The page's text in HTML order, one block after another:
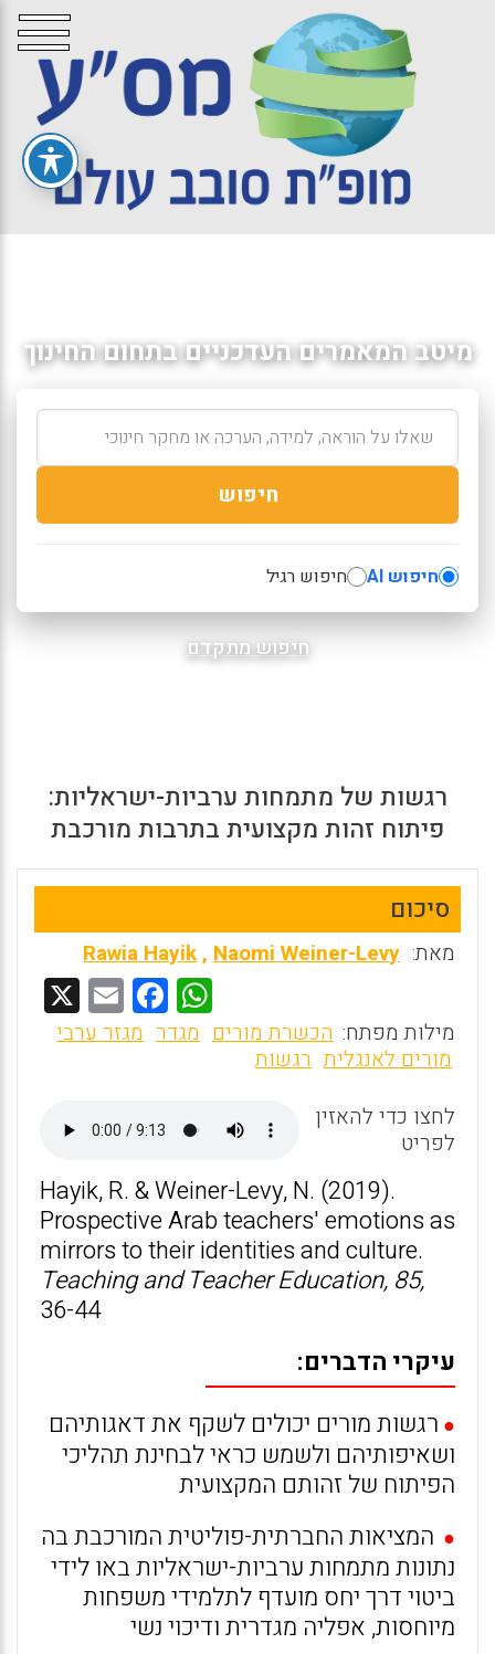
מיטב המאמרים העדכניים בתחום החינוך
חיפוש
חיפוש AI חיפוש רגיל
חיפוש מתקדם
רגשות של מתמחות ערביות-ישראליות:
פיתוח זהות מקצועית בתרבות מורכבת
סיכום
מאת: Rawia Hayik,Naomi Weiner-Levy
W
h
A
p
p
F
a
o
o
k
E
m מילות מפתח: הכשרת מורים מגדר מגזר ערבי
מורים לאנגלית רגשות
לחצו כדי להאזין
לפריט
Hayik, R. & Weiner-Levy, N. (2019).
Prospective Arab teachers' emotions as
mirrors to their identities and culture.
Teaching and Teacher Education, 85,
36-44
עיקרי הדברים:
● רגשות מורים יכולים לשקף את דאגותיהם
ושאיפותיהם ולשמש כראי לבחינת תהליכי
הפיתוח של זהותם המקצועית
● המציאות החברתית-פוליטית המורכבת בה
נתונות מתמחות ערביות-ישראליות באו לידי
ביטוי דרך יחס מועדף לתלמידי משפחות
מיוחסות, אפליה מגדרית ודיכוי נשי